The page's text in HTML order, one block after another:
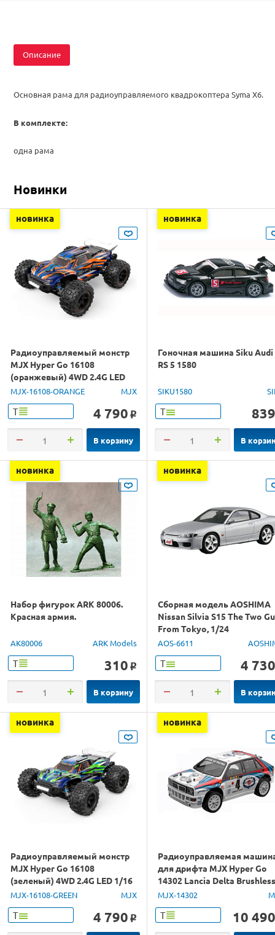
Описание
Основная рама для радиоуправляемого квадрокоптера Syma X6.
В комплекте:
одна рама
Новинки
новинка
Радиоуправляемый монстр
MJX Hyper Go 16108
(оранжевый) 4WD 2.4G LED
1/16 RTR
MJX-16108-ORANGE MJX
Т 4 790 o
В корзину
новинка
Гоночная машина Siku Audi
RS 5 1580
SIKU1580
Т 839
В
новинка
Набор фигурок ARK 80006.
Красная армия.
AK80006 ARK Models
Т 310 o
В корзину
новинка
Сборная модель AOSHIMA
Nissan Silvia S15 The Two
From Tokyo, 1/24
AOS-6611
Т 4 730
В
новинка
Радиоуправляемый монстр
MJX Hyper Go 16108
(зеленый) 4WD 2.4G LED 1/16
RTR
MJX-16108-GREEN MJX
Т 4 790 o
новинка
Радиоуправляемая
для дрифта MJX Hyper Go
14302 Lancia Delta Brushless
4WD 2.4G LED 1/14 RTR
MJX-14302
Т 10 490